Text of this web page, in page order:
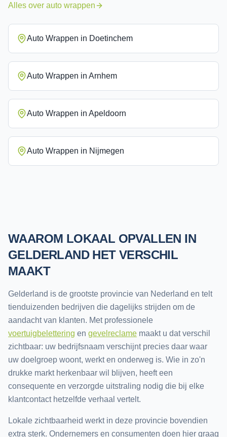
Alles over auto wrappen
Auto Wrappen in Doetinchem
Auto Wrappen in Arnhem
Auto Wrappen in Apeldoorn
Auto Wrappen in Nijmegen
WAAROM LOKAAL OPVALLEN IN
GELDERLAND HET VERSCHIL
MAAKT
Gelderland is de grootste provincie van Nederland en telt
tienduizenden bedrijven die dagelijks strijden om de
aandacht van klanten. Met professionele
voertuigbelettering en gevelreclame maakt u dat verschil
zichtbaar: uw bedrijfsnaam verschijnt precies daar waar
uw doelgroep woont, werkt en onderweg is. Wie in zo'n
drukke markt herkenbaar wil blijven, heeft een
consequente en verzorgde uitstraling nodig die bij elke
klantcontact hetzelfde verhaal vertelt.
Lokale zichtbaarheid werkt in deze provincie bovendien
extra sterk. Ondernemers en consumenten doen hier graag